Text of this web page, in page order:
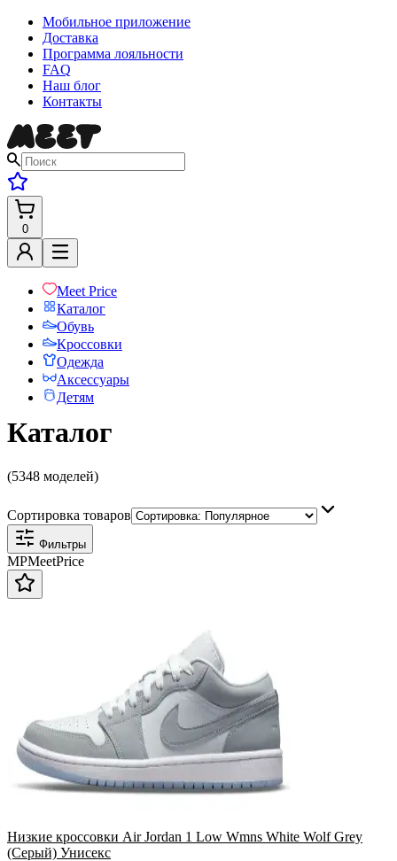
Мобильное приложение
Доставка
Программа лояльности
FAQ
Наш блог
Контакты
0
Meet Price
Каталог
Обувь
Кроссовки
Одежда
Аксессуары
Детям
Каталог
(5348 моделей)
Сортировка товаров
Фильтры
MPMeetPrice
Низкие кроссовки Air Jordan 1 Low Wmns White Wolf Grey
(Серый) Унисекс